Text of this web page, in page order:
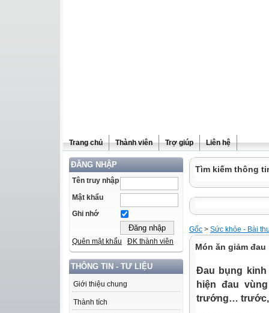
Trang chủ Thành viên Trợ giúp Liên hệ
ĐĂNG NHẬP
Tên truy nhập
Mật khẩu
Ghi nhớ
Quên mật khẩu ĐK thành viên
THÔNG TIN - TƯ LIỆU
Giới thiệu chung
Thành tích
Tìm kiếm thông
Gốc > Sức khỏe - Bài
Món ăn giảm
Đau bụng
hiện đau
trướng… trước,